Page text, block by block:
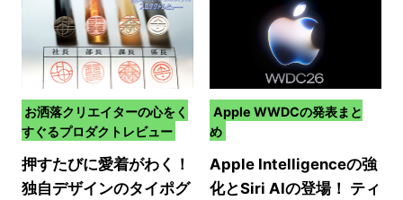
お洒落クリエイターの心をく
すぐるプロダクトレビュー
押すたびに愛着がわく！
独自デザインのタイポグ
Apple WWDCの発表まと
め
Apple Intelligenceの強
化とSiri AIの登場！ ティ